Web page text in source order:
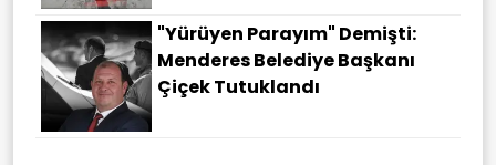
"Yürüyen Parayım" Demişti:
Menderes Belediye Başkanı
Çiçek Tutuklandı